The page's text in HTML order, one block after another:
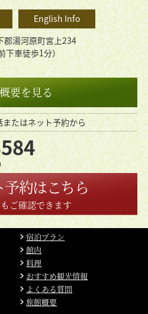
English Info
湯河原町宮上234
下車徒歩1分）
要を見る
たはネット予約から
約はこちら
ご確認できます
宿泊プラン
館内
料理
おすすめ観光情報
よくある質問
旅館概要